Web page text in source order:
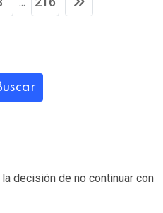
decisión de no continuar con